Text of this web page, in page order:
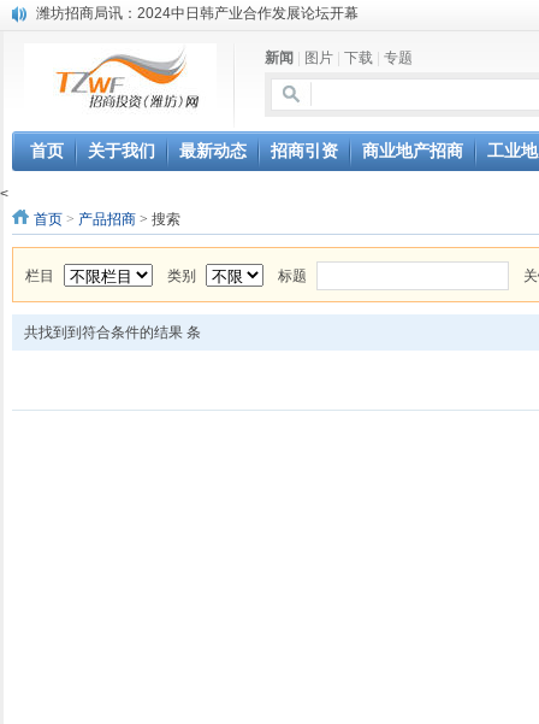
潍坊招商局讯：2024中日韩产业合作发展论坛开幕
潍坊市招商局转：潍坊港入选国家级5G工厂
格润麦尔高端淀粉预混料智能制造项目顺利通过验收
潍坊招商局转：潍坊历史名人--燕肃
香港上市公司投资信息
第三届全球数字贸易博览会在浙江杭州开幕
潍坊市招商局转：高密扑灰年画
新闻 图片 下载 专题
首页 关于我们 最新动态 招商引资 商业地产招商 工业
<
首页 > 产品招商 > 搜索
栏目 类别 标题
共找到到符合条件的结果 条